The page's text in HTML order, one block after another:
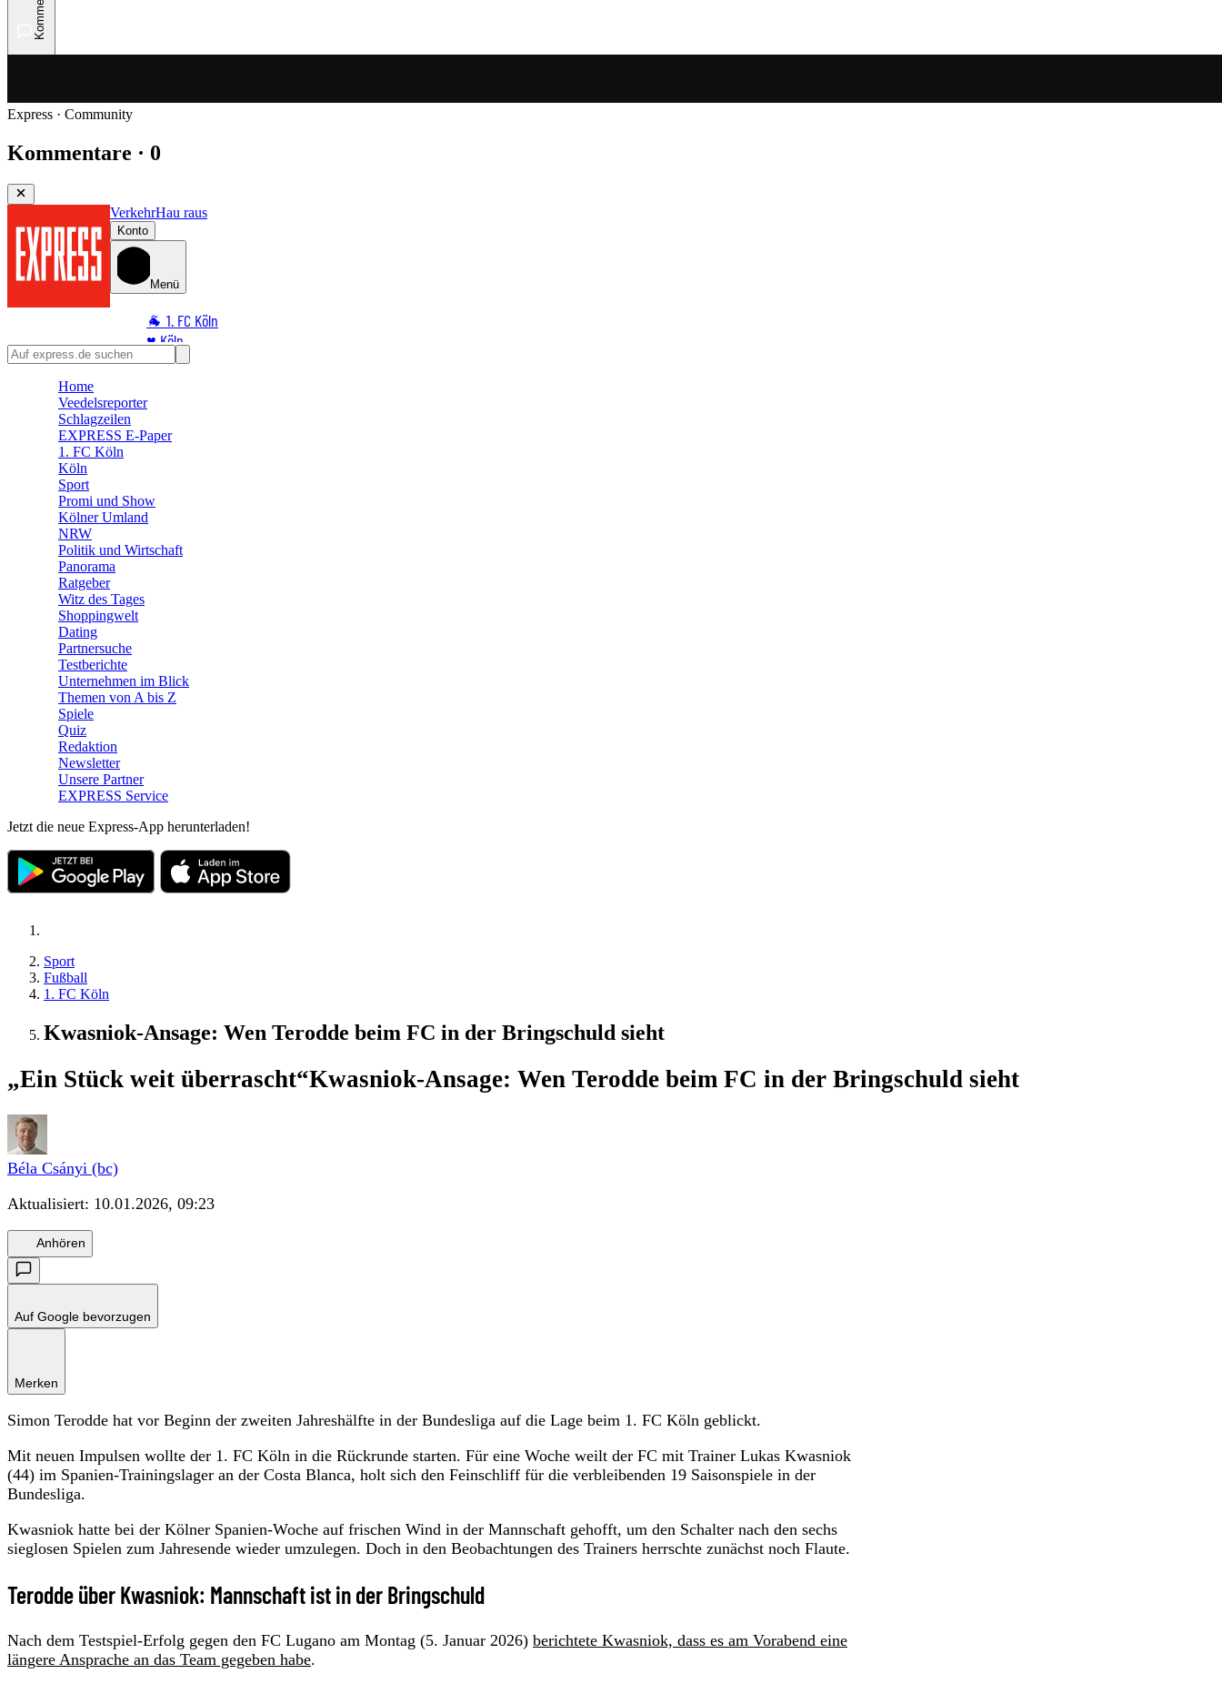
Express · Community
Kommentare · 0
VerkehrHau raus
Konto
Menü
🐐 1. FC Köln
♥️ Köln
⭐ Promi
🛒 Shoppingwelt
🧩 Spiele
Home
Veedelsreporter
Schlagzeilen
EXPRESS E-Paper
1. FC Köln
Köln
Sport
Promi und Show
Kölner Umland
NRW
Politik und Wirtschaft
Panorama
Ratgeber
Witz des Tages
Shoppingwelt
Dating
Partnersuche
Testberichte
Unternehmen im Blick
Themen von A bis Z
Spiele
Quiz
Redaktion
Newsletter
Unsere Partner
EXPRESS Service
Jetzt die neue Express-App herunterladen!
Sport
Fußball
1. FC Köln
Kwasniok-Ansage: Wen Terodde beim FC in der Bringschuld sieht
„Ein Stück weit überrascht“Kwasniok-Ansage: Wen Terodde beim FC in der Bringschuld sieht
Béla Csányi (bc)
Aktualisiert: 10.01.2026, 09:23
Anhören
Auf Google bevorzugen
Merken
Simon Terodde hat vor Beginn der zweiten Jahreshälfte in der Bundesliga auf die Lage beim 1. FC Köln geblickt.
Mit neuen Impulsen wollte der 1. FC Köln in die Rückrunde starten. Für eine Woche weilt der FC mit Trainer Lukas Kwasniok
(44) im Spanien-Trainingslager an der Costa Blanca, holt sich den Feinschliff für die verbleibenden 19 Saisonspiele in der
Bundesliga.
Kwasniok hatte bei der Kölner Spanien-Woche auf frischen Wind in der Mannschaft gehofft, um den Schalter nach den sechs
sieglosen Spielen zum Jahresende wieder umzulegen. Doch in den Beobachtungen des Trainers herrschte zunächst noch Flaute.
Terodde über Kwasniok: Mannschaft ist in der Bringschuld
Nach dem Testspiel-Erfolg gegen den FC Lugano am Montag (5. Januar 2026) berichtete Kwasniok, dass es am Vorabend eine
längere Ansprache an das Team gegeben habe.